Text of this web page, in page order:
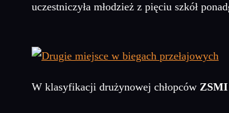
uczestniczyła młodzież z pięciu szkół
W klasyfikacji drużynowej chłopców ZSMI